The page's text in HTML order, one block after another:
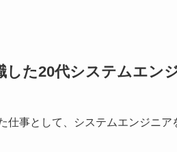
した20代システムエン
仕事として、システムエンジニア